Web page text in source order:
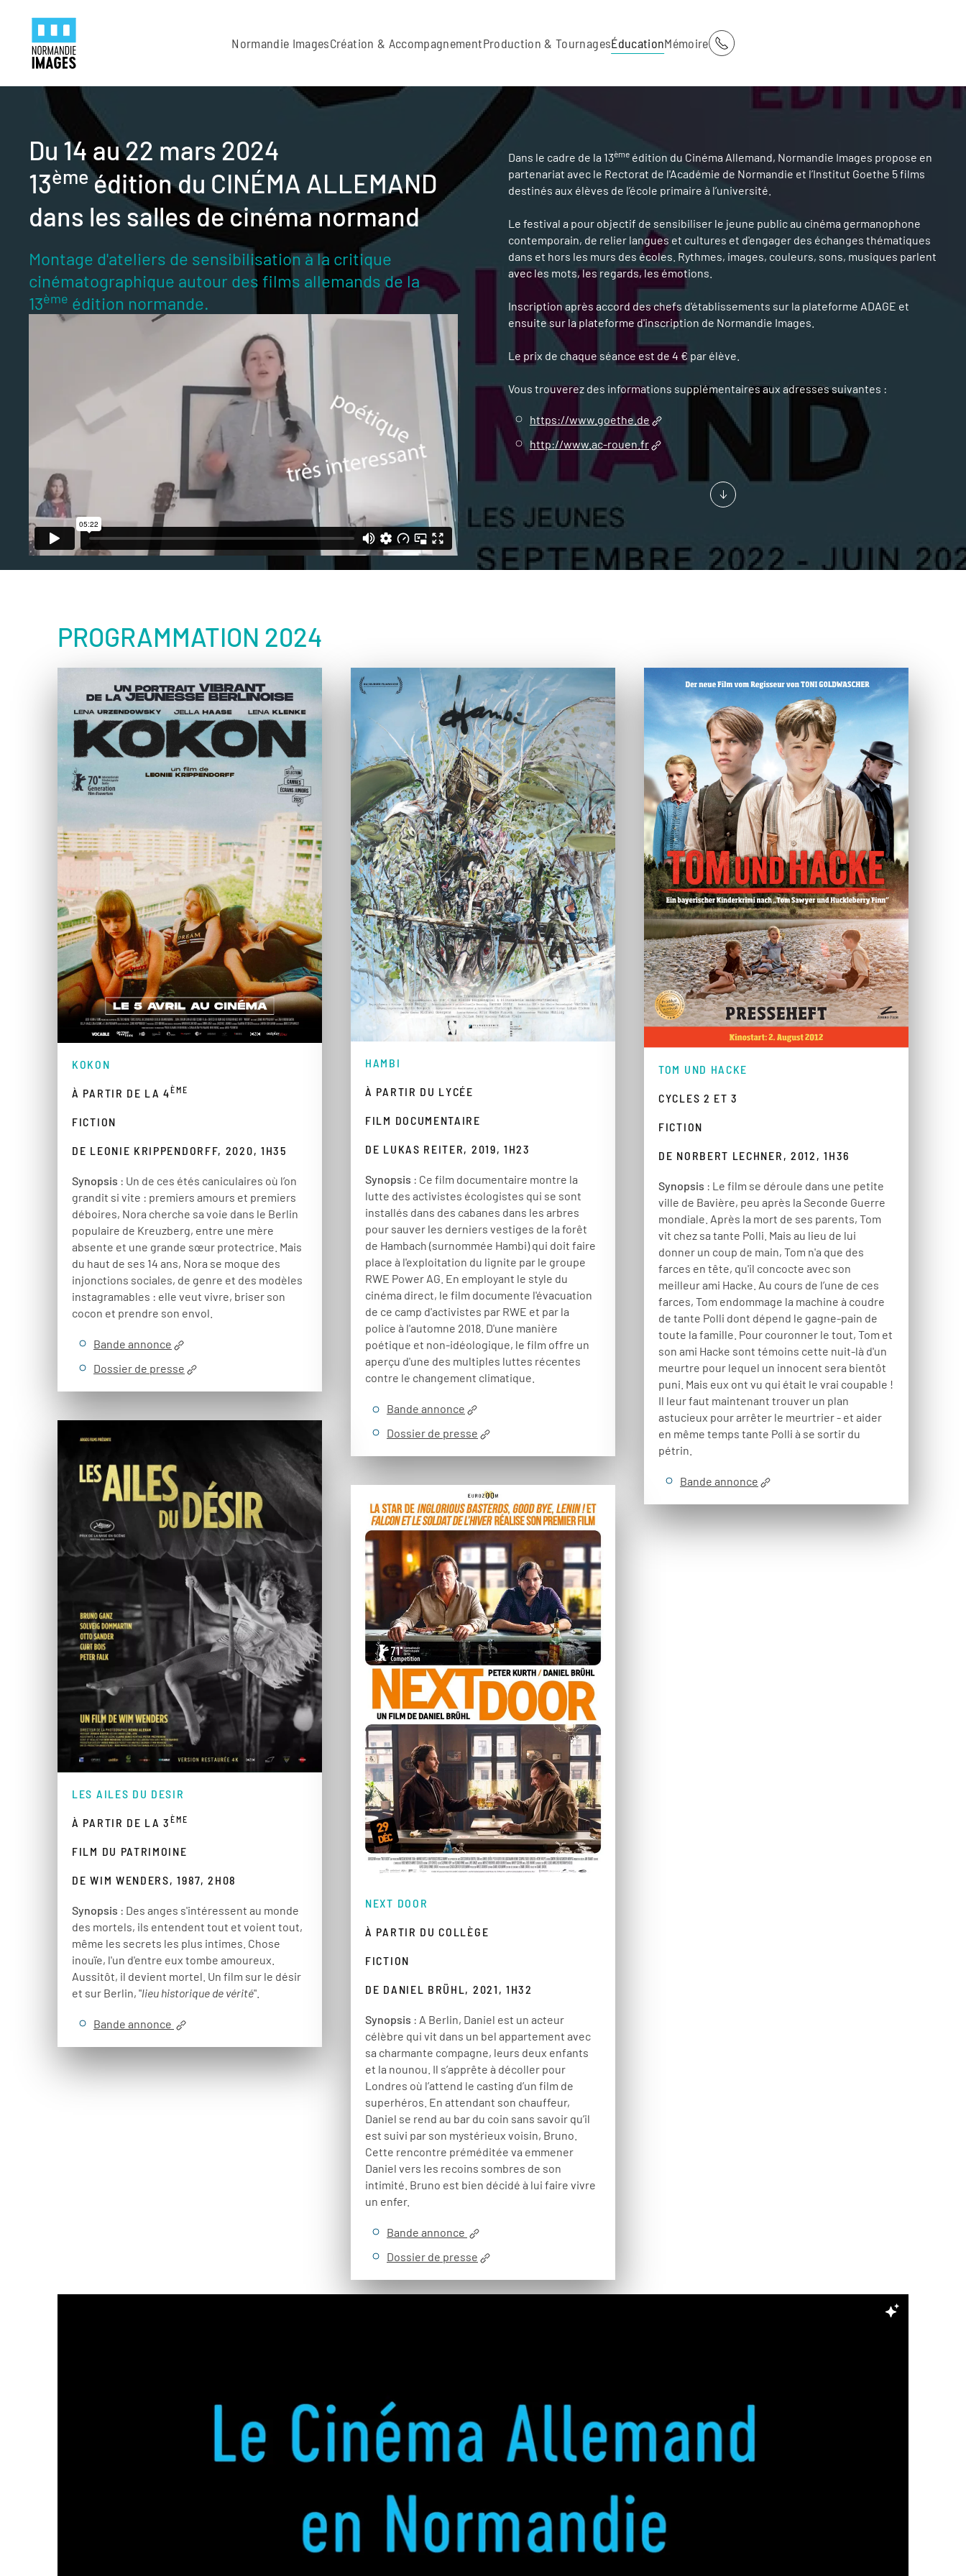
Skip to main content
Normandie ImagesCréation & AccompagnementProduction & TournagesÉducationMémoire
Du 14 au 22 mars 2024
13ème édition du CINÉMA ALLEMAND
dans les salles de cinéma normand
Montage d'ateliers de sensibilisation à la critique
cinématographique autour des films allemands de la
13ème édition normande.
Dans le cadre de la 13ème édition du Cinéma Allemand, Normandie Images propose en
partenariat avec le Rectorat de l'Académie de Normandie et l’Institut Goethe 5 films
destinés aux élèves de l’école primaire à l’université.
Le festival a pour objectif de sensibiliser le jeune public au cinéma germanophone
contemporain, de relier langues et cultures et d'engager des échanges thématiques
dans et hors les murs des écoles. Rythmes, images, couleurs, sons, musiques parlent
avec les mots, les regards, les émotions.
Inscription après accord des chefs d'établissements sur la plateforme ADAGE et
ensuite sur la plateforme d'inscription de Normandie Images.
Le prix de chaque séance est de 4 € par élève.
Vous trouverez des informations supplémentaires aux adresses suivantes :
https://www.goethe.de
http://www.ac-rouen.fr
PROGRAMMATION 2024
KOKON
À PARTIR DE LA 4ÈME
FICTION
DE LEONIE KRIPPENDORFF, 2020, 1H35
Synopsis : Un de ces étés caniculaires où l’on
grandit si vite : premiers amours et premiers
déboires, Nora cherche sa voie dans le Berlin
populaire de Kreuzberg, entre une mère
absente et une grande sœur protectrice. Mais
du haut de ses 14 ans, Nora se moque des
injonctions sociales, de genre et des modèles
instagramables : elle veut vivre, briser son
cocon et prendre son envol.
Bande annonce
Dossier de presse
HAMBI
À PARTIR DU LYCÉE
FILM DOCUMENTAIRE
DE LUKAS REITER, 2019, 1H23
Synopsis : Ce film documentaire montre la
lutte des activistes écologistes qui se sont
installés dans des cabanes dans les arbres
pour sauver les derniers vestiges de la forêt
de Hambach (surnommée Hambi) qui doit faire
place à l'exploitation du lignite par le groupe
RWE Power AG. En employant le style du
cinéma direct, le film documente l'évacuation
de ce camp d'activistes par RWE et par la
police à l'automne 2018. D'une manière
poétique et non-idéologique, le film offre un
aperçu d'une des multiples luttes récentes
contre le changement climatique.
Bande annonce
Dossier de presse
TOM UND HACKE
CYCLES 2 ET 3
FICTION
DE NORBERT LECHNER, 2012, 1H36
Synopsis : Le film se déroule dans une petite
ville de Bavière, peu après la Seconde Guerre
mondiale. Après la mort de ses parents, Tom
vit chez sa tante Polli. Mais au lieu de lui
donner un coup de main, Tom n'a que des
farces en tête, qu'il concocte avec son
meilleur ami Hacke. Au cours de l’une de ces
farces, Tom endommage la machine à coudre
de tante Polli dont dépend le gagne-pain de
toute la famille. Pour couronner le tout, Tom et
son ami Hacke sont témoins cette nuit-là d'un
meurtre pour lequel un innocent sera bientôt
puni. Mais eux ont vu qui était le vrai coupable !
Il leur faut maintenant trouver un plan
astucieux pour arrêter le meurtrier - et aider
en même temps tante Polli à se sortir du
pétrin.
Bande annonce
LES AILES DU DESIR
À PARTIR DE LA 3ÈME
FILM DU PATRIMOINE
DE WIM WENDERS, 1987, 2H08
Synopsis : Des anges s'intéressent au monde
des mortels, ils entendent tout et voient tout,
même les secrets les plus intimes. Chose
inouïe, l'un d'entre eux tombe amoureux.
Aussitôt, il devient mortel. Un film sur le désir
et sur Berlin, "lieu historique de vérité".
Bande annonce
NEXT DOOR
À PARTIR DU COLLÈGE
FICTION
DE DANIEL BRÜHL, 2021, 1H32
Synopsis : A Berlin, Daniel est un acteur
célèbre qui vit dans un bel appartement avec
sa charmante compagne, leurs deux enfants
et la nounou. Il s’apprête à décoller pour
Londres où l’attend le casting d’un film de
superhéros. En attendant son chauffeur,
Daniel se rend au bar du coin sans savoir qu’il
est suivi par son mystérieux voisin, Bruno.
Cette rencontre préméditée va emmener
Daniel vers les recoins sombres de son
intimité. Bruno est bien décidé à lui faire vivre
un enfer.
Bande annonce
Dossier de presse